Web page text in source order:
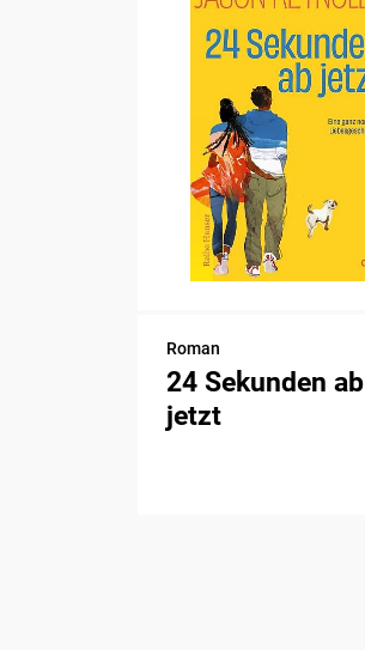
Roman
24 Sekunden ab
jetzt